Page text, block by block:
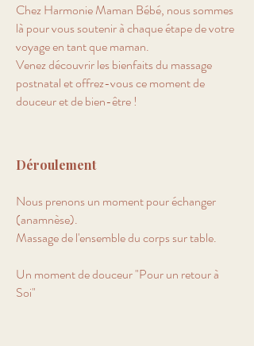
Chez Harmonie Maman Bébé, nous sommes
là pour vous soutenir à chaque étape de votre
voyage en tant que maman.
Venez découvrir les bienfaits du massage
postnatal et offrez-vous ce moment de
douceur et de bien-être !
Déroulement
Nous prenons un moment pour échanger
(anamnèse).
Massage de l'ensemble du corps sur table.
Un moment de douceur "Pour un retour à
Soi"